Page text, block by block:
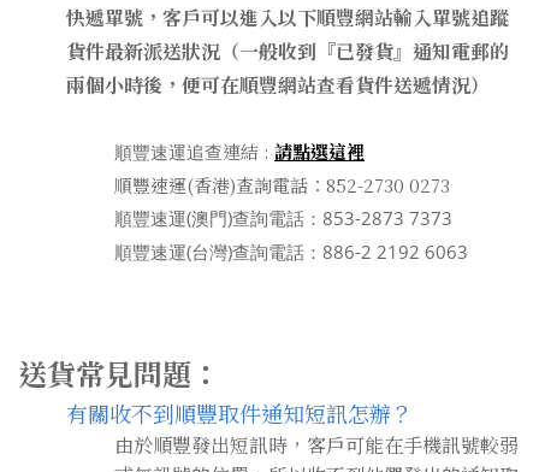
快遞單號，客戶可以進入以下順豐網站輸入單號追蹤
貨件最新派送狀況（一般收到『已發貨』通知電郵的
兩個小時後，便可在順豐網站查看貨件送遞情況）
順豐速運追查連結 : 請點選這裡
順豐速運(香港)查詢電話：852-2730 0273
順豐速運(澳門)查詢電話：853-2873 7373
順豐速運(台灣)查詢電話：886-2 2192 6063
送貨常見問題：
有關收不到順豐取件通知短訊怎辦？
由於順豐發出短訊時，客戶可能在手機訊號較弱